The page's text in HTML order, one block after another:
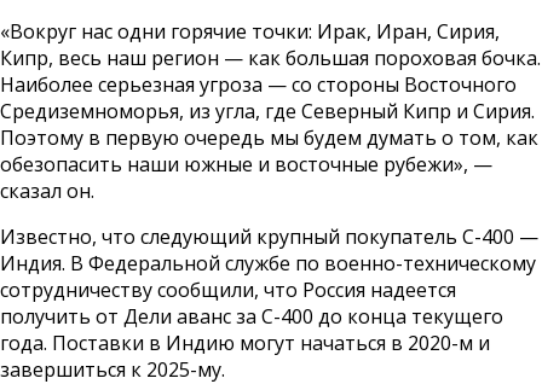
«Вокруг нас одни горячие точки: Ирак, Иран, Сирия,
Кипр, весь наш регион — как большая пороховая бочка.
Наиболее серьезная угроза — со стороны Восточного
Средиземноморья, из угла, где Северный Кипр и Сирия.
Поэтому в первую очередь мы будем думать о том, как
обезопасить наши южные и восточные рубежи», —
сказал он.
Известно, что следующий крупный покупатель С-400 —
Индия. В Федеральной службе по военно-техническому
сотрудничеству сообщили, что Россия надеется
получить от Дели аванс за С-400 до конца текущего
года. Поставки в Индию могут начаться в 2020-м и
завершиться к 2025-му.